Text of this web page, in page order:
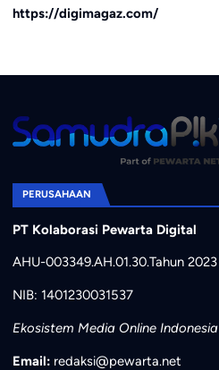
https://digimagaz.com/
PERUSAHAAN
PT Kolaborasi Pewarta Digital
AHU-003349.AH.01.30.Tahun 2023
NIB: 1401230031537
Ekosistem Media Online Indonesia
Email: redaksi@pewarta.net